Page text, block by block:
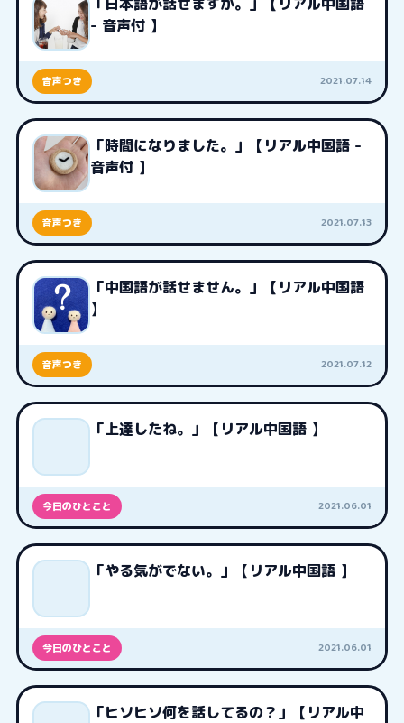
- 音声付 】
音声つき 2021.07.14
「時間になりました。」【リアル中国語 -
音声付 】
音声つき 2021.07.13
「中国語が話せません。」【リアル中国語
】
音声つき 2021.07.12
「上達したね。」【リアル中国語 】
今日のひとこと 2021.06.01
「やる気がでない。」【リアル中国語 】
今日のひとこと 2021.06.01
「ヒソヒソ何を話してるの？」【リアル中